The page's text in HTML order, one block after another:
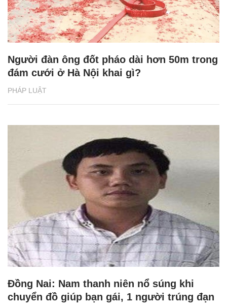
PHÁP LUẬT
Người đàn ông đốt pháo dài hơn 50m trong
đám cưới ở Hà Nội khai gì?
Đồng Nai: Nam thanh niên nổ súng khi
chuyển đồ giúp bạn gái, 1 người trúng đạn